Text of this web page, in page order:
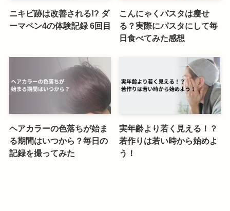
ニキビ跡は改善される!? ダ
ーマペン4の体験記録 6回目
こんにゃくパスタは瘦せ
る？実際にパスタにして毎
日食べてみた感想
ヘアカラーの色落ちが始ま
る期間はいつから？毎日の
記録を撮ってみた
実年齢より若く見える！？
若作りは若い時から始めよ
う！